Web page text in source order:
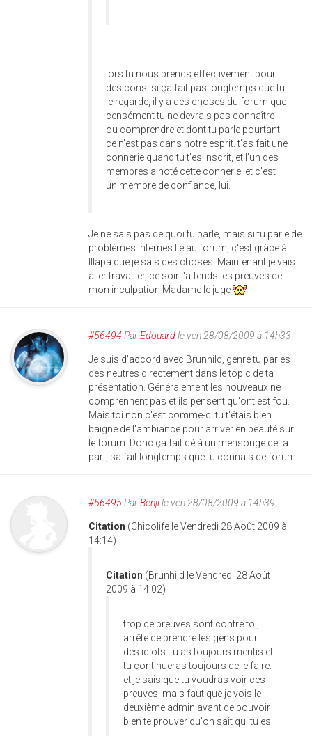
lors tu nous prends effectivement pour
des cons. si ça fait pas longtemps que tu
le regarde, il y a des choses du forum que
censément tu ne devrais pas connaître
ou comprendre et dont tu parle pourtant.
ce n'est pas dans notre esprit. t'as fait une
connerie quand tu t'es inscrit, et l'un des
membres a noté cette connerie. et c'est
un membre de confiance, lui.
Je ne sais pas de quoi tu parle, mais si tu parle de
problèmes internes lié au forum, c'est grâce à
Illapa que je sais ces choses. Maintenant je vais
aller travailler, ce soir j'attends les preuves de
mon inculpation Madame le juge
#56494 ParEdouardle ven 28/08/2009 à 14h33
Je suis d'accord avec Brunhild, genre tu parles
des neutres directement dans le topic de ta
présentation. Généralement les nouveaux ne
comprennent pas et ils pensent qu'ont est fou.
Mais toi non c'est comme-ci tu t'étais bien
baigné de l'ambiance pour arriver en beauté sur
le forum. Donc ça fait déjà un mensonge de ta
part, sa fait longtemps que tu connais ce forum.
#56495ParBenjile ven 28/08/2009 à 14h39
Citation (Chicolife le Vendredi 28 Août 2009 à
14:14)
Citation (Brunhild le Vendredi 28 Août
2009 à 14:02)
trop de preuves sont contre toi,
arrête de prendre les gens pour
des idiots. tu as toujours mentis et
tu continueras toujours de le faire.
et je sais que tu voudras voir ces
preuves, mais faut que je vois le
deuxième admin avant de pouvoir
bien te prouver qu'on sait qui tu es.